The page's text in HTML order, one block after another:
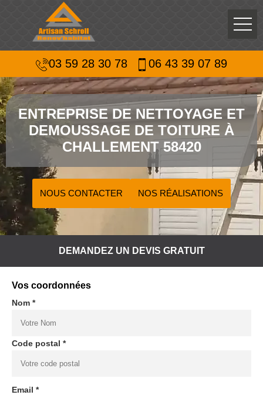
03 59 28 30 78 06 43 39 07 89
ENTREPRISE DE NETTOYAGE ET
DEMOUSSAGE DE TOITURE À
CHALLEMENT 58420
NOUS CONTACTER NOS RÉALISATIONS
DEMANDEZ UN DEVIS GRATUIT
Vos coordonnées
Nom *
Code postal *
Email *